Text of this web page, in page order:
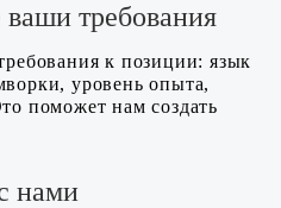
требования
к позиции: язык
уровень опыта,
поможет нам создать
нами